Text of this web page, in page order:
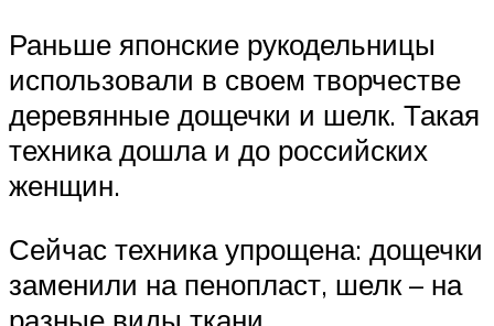
Раньше японские рукодельницы
использовали в своем творчестве
деревянные дощечки и шелк. Такая
техника дошла и до российских
женщин.
Сейчас техника упрощена: дощечки
заменили на пенопласт, шелк – на